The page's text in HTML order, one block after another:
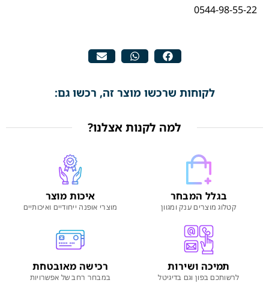
0544-98-55-22
לקוחות שרכשו מוצר זה, רכשו גם:
למה לקנות אצלנו?
בגלל המבחר
קטלוג מוצרים ענק ומגוון
איכות מוצר
מוצרי אופנה ייחודיים ואיכותיים
תמיכה ושירות
לרשותכם בפון וגם בדיגיטל
רכישה מאובטחת
במבחר רחב של אפשרויות